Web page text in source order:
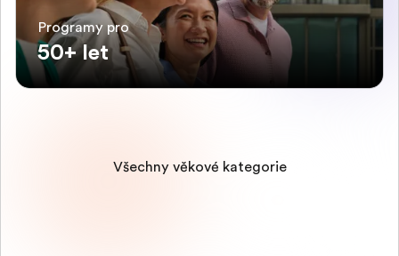
Programy pro
50+ let
Všechny věkové kategorie